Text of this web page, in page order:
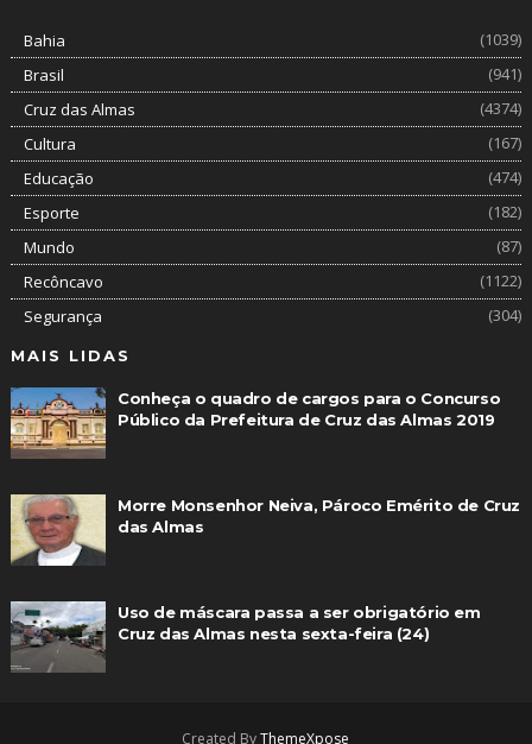
Bahia
(1039)
Brasil
(941)
Cruz das Almas
(4374)
Cultura
(167)
Educação
(474)
Esporte
(182)
Mundo
(87)
Recôncavo
(1122)
Segurança
(304)
MAIS LIDAS
Conheça o quadro de cargos para o Concurso
Público da Prefeitura de Cruz das Almas 2019
Morre Monsenhor Neiva, Pároco Emérito de Cruz
das Almas
Uso de máscara passa a ser obrigatório em
Cruz das Almas nesta sexta-feira (24)
Created ByThemeXpose